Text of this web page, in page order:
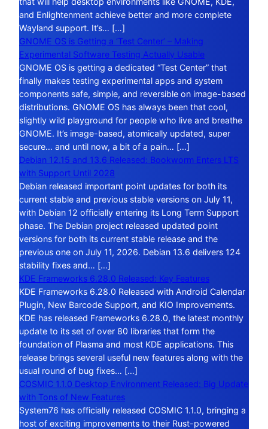
and Enlightenment achieve better and more complete
Wayland support. It’s… […]
GNOME OS is Getting a ‘Test Center’ – Making
Experimental Software Testing Actually Usable
GNOME OS is getting a dedicated “Test Center” that
finally makes testing experimental apps and system
components safe, simple, and reversible on image-based
distributions. GNOME OS has always been that cool,
slightly wild playground for people who live and breathe
GNOME. It’s image-based, atomically updated, super
secure… and until now, a bit of a pain… […]
Debian 12.15 and 13.6 Released: Bookworm Enters LTS
with Support Until 2028
Debian released important point updates for both its
current stable and previous stable versions on July 11,
with Debian 12 officially entering its Long Term Support
phase. The Debian project released updated point
versions for both its current stable release and the
previous one on July 11, 2026. Debian 13.6 delivers 124
stability fixes and… […]
KDE Frameworks 6.28.0 Released: Key Features
KDE Frameworks 6.28.0 Released with Android Calendar
Plugin, New Barcode Support, and KIO Improvements.
KDE has released Frameworks 6.28.0, the latest monthly
update to its set of over 80 libraries that form the
foundation of Plasma and most KDE applications. This
release brings several useful new features along with the
usual round of bug fixes… […]
COSMIC 1.1.0 Desktop Environment Released: Big Update
with Tons of New Features
System76 has officially released COSMIC 1.1.0, bringing a
host of exciting improvements to their Rust-powered